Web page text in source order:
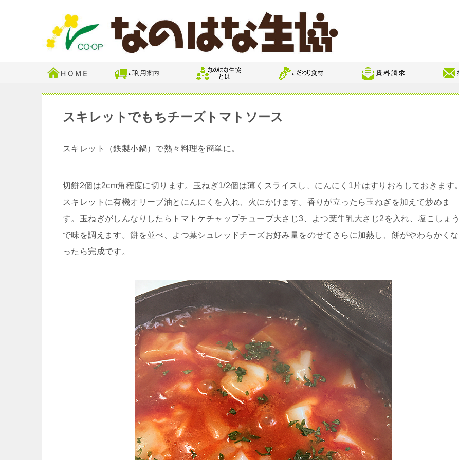
スキレットでもちチーズトマトソース
スキレット（鉄製小鍋）で熱々料理を簡単に。
切餅2個は2cm角程度に切ります。玉ねぎ1/2個は薄くスライスし、にんにく1片はすりおろしておきます。
スキレットに有機オリーブ油とにんにくを入れ、火にかけます。香りが立ったら玉ねぎを加えて炒めま
す。玉ねぎがしんなりしたらトマトケチャップチューブ大さじ3、よつ葉牛乳大さじ2を入れ、塩こしょう
で味を調えます。餅を並べ、よつ葉シュレッドチーズお好み量をのせてさらに加熱し、餅がやわらかくな
ったら完成です。